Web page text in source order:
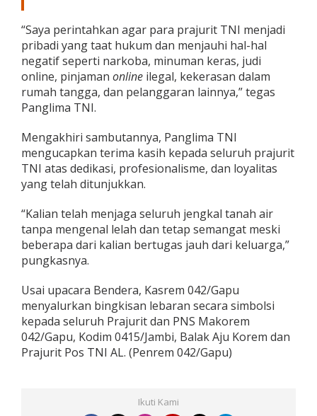
“Saya perintahkan agar para prajurit TNI menjadi
pribadi yang taat hukum dan menjauhi hal-hal
negatif seperti narkoba, minuman keras, judi
online, pinjaman online ilegal, kekerasan dalam
rumah tangga, dan pelanggaran lainnya,” tegas
Panglima TNI.
Mengakhiri sambutannya, Panglima TNI
mengucapkan terima kasih kepada seluruh prajurit
TNI atas dedikasi, profesionalisme, dan loyalitas
yang telah ditunjukkan.
“Kalian telah menjaga seluruh jengkal tanah air
tanpa mengenal lelah dan tetap semangat meski
beberapa dari kalian bertugas jauh dari keluarga,”
pungkasnya.
Usai upacara Bendera, Kasrem 042/Gapu
menyalurkan bingkisan lebaran secara simbolsi
kepada seluruh Prajurit dan PNS Makorem
042/Gapu, Kodim 0415/Jambi, Balak Aju Korem dan
Prajurit Pos TNI AL. (Penrem 042/Gapu)
Ikuti Kami